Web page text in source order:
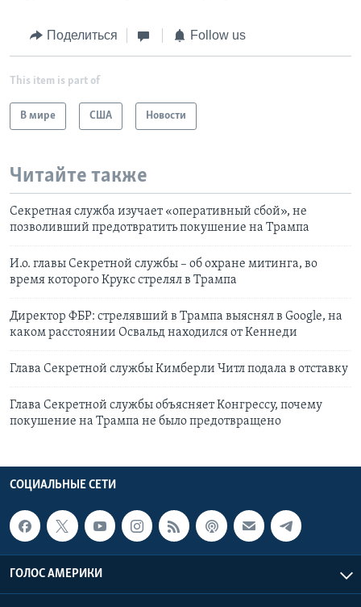
Поделиться Follow us
This item is part of
В мире США Новости
Читайте также
Секретная служба изучает «оперативный сбой», не
позволивший предотвратить покушение на Трампа
И.о. главы Секретной службы – об охране митинга, во
время которого Крукс стрелял в Трампа
Директор ФБР: стрелявший в Трампа выяснял в Google, на
каком расстоянии Освальд находился от Кеннеди
Глава Секретной службы Кимберли Читл подала в отставку
Глава Секретной службы объясняет Конгрессу, почему
покушение на Трампа не было предотвращено
СОЦИАЛЬНЫЕ СЕТИ
ГОЛОС АМЕРИКИ